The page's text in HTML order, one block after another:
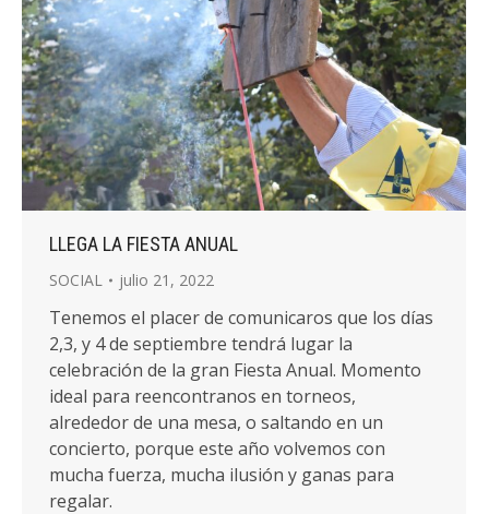
LLEGA LA FIESTA ANUAL
SOCIAL julio 21, 2022
Tenemos el placer de comunicaros que los días
2,3, y 4 de septiembre tendrá lugar la
celebración de la gran Fiesta Anual. Momento
ideal para reencontranos en torneos,
alrededor de una mesa, o saltando en un
concierto, porque este año volvemos con
mucha fuerza, mucha ilusión y ganas para
regalar.